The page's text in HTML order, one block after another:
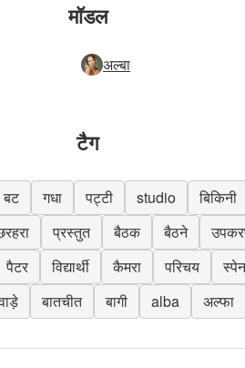
मॉडल
अल्बा
टैग
बट गधा पट्टी studio बिकिनी
प्रस्तुत बैठक बैठने
पैटर विद्यार्थी कैमरा परिचय स्पेन
बातचीत बागी alba अल्फा